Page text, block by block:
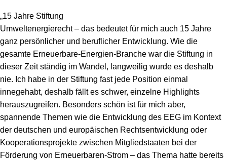
„15 Jahre Stiftung
Umweltenergierecht – das bedeutet für mich auch 15 Jahre
ganz persönlicher und beruflicher Entwicklung. Wie die
gesamte Erneuerbare-Energien‑Branche war die Stiftung in
dieser Zeit ständig im Wandel, langweilig wurde es deshalb
nie. Ich habe in der Stiftung fast jede Position einmal
innegehabt, deshalb fällt es schwer, einzelne Highlights
herauszugreifen. Besonders schön ist für mich aber,
spannende Themen wie die Entwicklung des EEG im Kontext
der deutschen und europäischen Rechtsentwicklung oder
Kooperationsprojekte zwischen Mitgliedstaaten bei der
Förderung von Erneuerbaren‑Strom – das Thema hatte bereits